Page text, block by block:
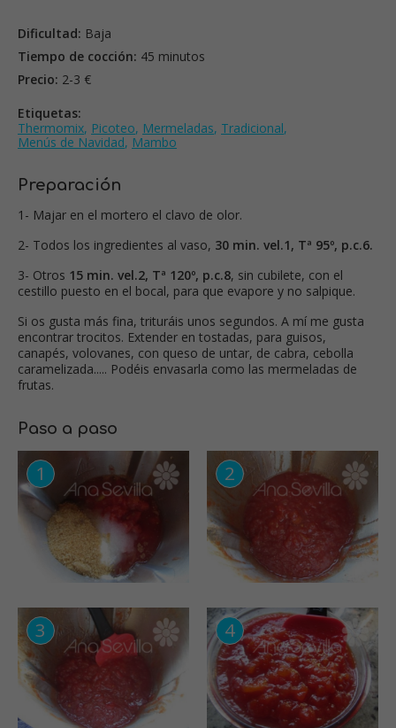
Dificultad: Baja
Tiempo de cocción: 45 minutos
Precio: 2-3 €
Etiquetas:
Thermomix, Picoteo, Mermeladas, Tradicional,
Menús de Navidad, Mambo
Preparación
1- Majar en el mortero el clavo de olor.
2- Todos los ingredientes al vaso, 30 min. vel.1, Tª 95º, p.c.6.
3- Otros 15 min. vel.2, Tª 120º, p.c.8, sin cubilete, con el
cestillo puesto en el bocal, para que evapore y no salpique.
Si os gusta más fina, trituráis unos segundos. A mí me gusta
encontrar trocitos. Extender en tostadas, para guisos,
canapés, volovanes, con queso de untar, de cabra, cebolla
caramelizada..... Podéis envasarla como las mermeladas de
frutas.
Paso a paso